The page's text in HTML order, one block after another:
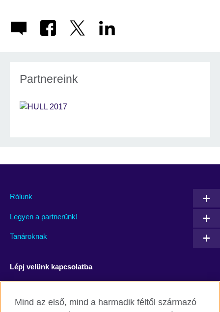
Partnereink
Rólunk
Legyen a partnerünk!
Tanároknak
Lépj velünk kapcsolatba
Mind az első, mind a harmadik féltől származó